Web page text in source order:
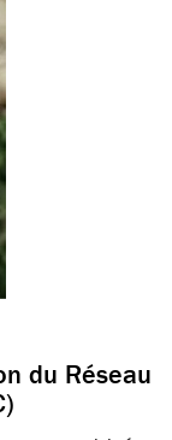
du Réseau